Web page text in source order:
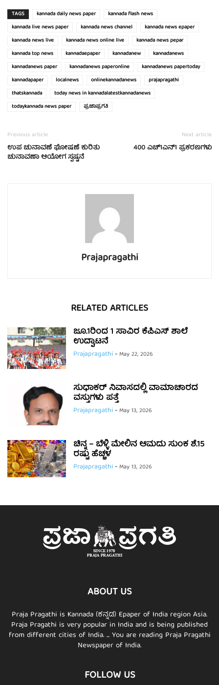
TAGS kannada daily news paper
kannada flash news
kannada live news paper
kannada news channel
kannada news epaper
kannada news live
kannada news online live
kannada news pepar
kannada top news
kannadaepaper kannadanew
kannadanews
kannadanews paper
kannadanews paperonline
kannadanews papertoday
kannadapaper
localnews onlinekannadanews
prajapragathi
thatskannada
today news in kannadalatestkannadanews
todaykannada news paper
ಪ್ರಜಾಪ್ರಗತಿ
Previous article
ಉಪ ಚುನಾವಣೆ ಘೋಷಣೆ ಕುರಿತು
ಚುನಾವಣಾ ಆಯೋಗ ಸ್ಪಷ್ಟನೆ
Next article
400 ಎಚ್1ಎನ್1 ಪ್ರಕರಣಗಳು
Prajapragathi
RELATED ARTICLES
ಜೂ.1ರಿಂದ 1 ಸಾವಿರ ಕೆಪಿಎಸ್ ಶಾಲೆ
ಉದ್ಘಾಟನೆ
Prajapragathi- May 22, 2026
ಸುಧಾಕರ್ ನಿವಾಸದಲ್ಲಿ ವಾಮಾಚಾರದ
ವಸ್ತುಗಳು ಪತ್ತೆ
Prajapragathi- May 13, 2026
ಚಿನ್ನ – ಬೆಳ್ಳಿ ಮೇಲಿನ ಆಮದು ಸುಂಕ ಶೆ.15
ರಷ್ಟು ಹೆಚ್ಚಳ
Prajapragathi- May 13, 2026
ABOUT US
Praja Pragathi is Kannada (ಕನ್ನಡ) Epaper of India region Asia.
Praja Pragathi is very popular in India and is being published
from different cities of India. ... You are reading Praja Pragathi
Newspaper of India.
FOLLOW US